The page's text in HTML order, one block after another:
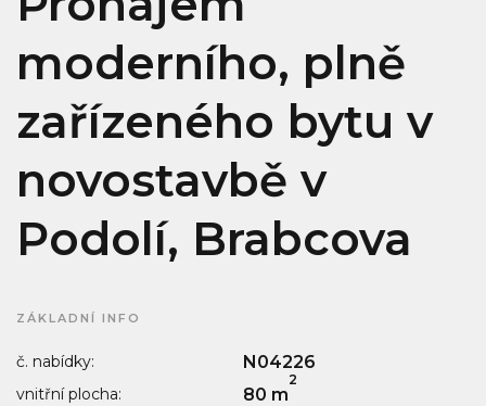
moderního, plně
zařízeného bytu v
novostavbě v
Podolí, Brabcova
ZÁKLADNÍ INFO
č. nabídky: N04226
vnitřní plocha: 80 m
2